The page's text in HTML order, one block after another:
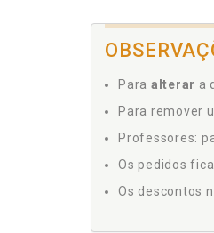
Para alterar a
Para remover
Professores:
Os pedidos
Os descontos